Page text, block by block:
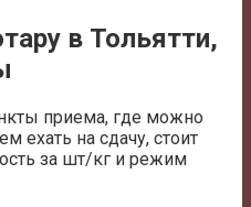
в Тольятти,
приема, где можно
ехать на сдачу, стоит
за шт/кг и режим